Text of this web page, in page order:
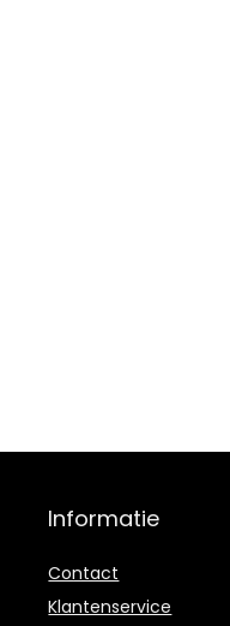
Informatie
Contact
Klantenservice